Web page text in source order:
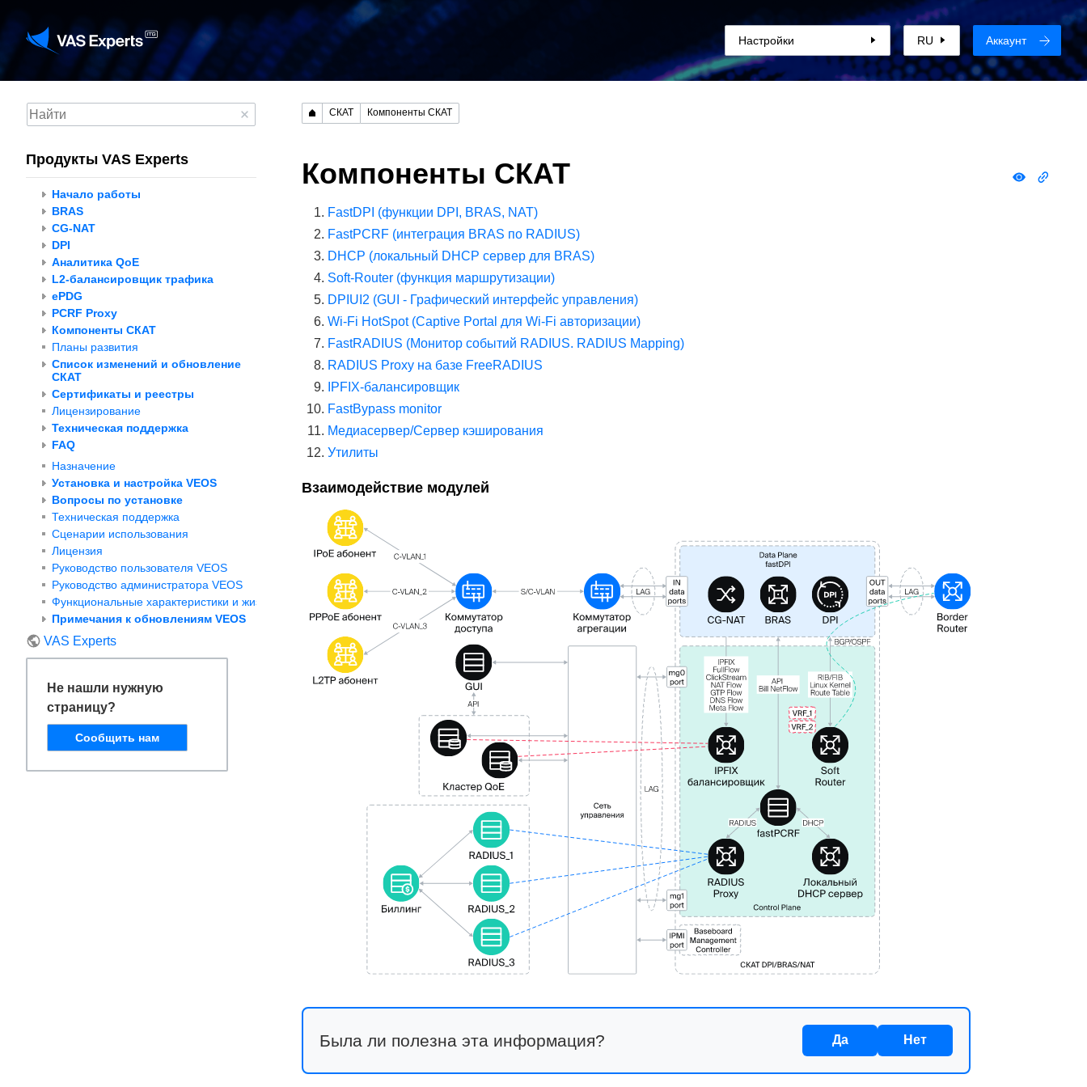
Настройки RU Аккаунт
Продукты VAS Experts
Начало работы
BRAS
CG-NAT
DPI
Аналитика QoE
L2-балансировщик трафика
ePDG
PCRF Proxy
Компоненты СКАТ
Планы развития
Список изменений и обновление
СКАТ
Сертификаты и реестры
Лицензирование
Техническая поддержка
FAQ
Назначение
Установка и настройка VEOS
Вопросы по установке
Техническая поддержка
Сценарии использования
Лицензия
Руководство пользователя VEOS
Руководство администратора VEOS
Функциональные характеристики и жизненный цикл VEOS
Примечания к обновлениям VEOS
VAS Experts
Не нашли нужную
страницу?
Сообщить нам
СКАТ Компоненты СКАТ
Компоненты СКАТ
FastDPI (функции DPI, BRAS, NAT)
FastPCRF (интеграция BRAS по RADIUS)
DHCP (локальный DHCP сервер для BRAS)
Soft-Router (функция маршрутизации)
DPIUI2 (GUI - Графический интерфейс управления)
Wi-Fi HotSpot (Captive Portal для Wi-Fi авторизации)
FastRADIUS (Монитор событий RADIUS. RADIUS Mapping)
RADIUS Proxy на базе FreeRADIUS
IPFIX-балансировщик
FastBypass monitor
Медиасервер/Сервер кэширования
Утилиты
Взаимодействие модулей
Была ли полезна эта информация? Да Нет